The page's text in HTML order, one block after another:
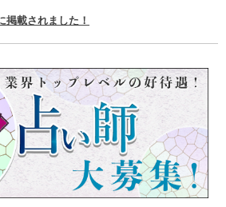
載されました！